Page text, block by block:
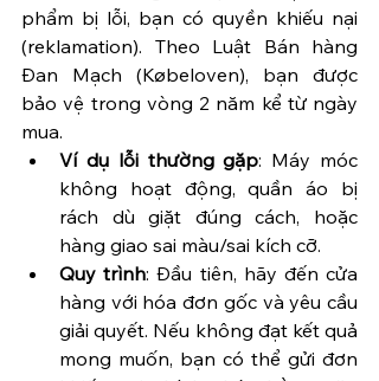
phẩm bị lỗi, bạn có quyền khiếu nại
(reklamation). Theo Luật Bán hàng
Đan Mạch (Købeloven), bạn được
bảo vệ trong vòng 2 năm kể từ ngày
mua.
Ví dụ lỗi thường gặp: Máy móc
không hoạt động, quần áo bị
rách dù giặt đúng cách, hoặc
hàng giao sai màu/sai kích cỡ.
Quy trình: Đầu tiên, hãy đến cửa
hàng với hóa đơn gốc và yêu cầu
giải quyết. Nếu không đạt kết quả
mong muốn, bạn có thể gửi đơn